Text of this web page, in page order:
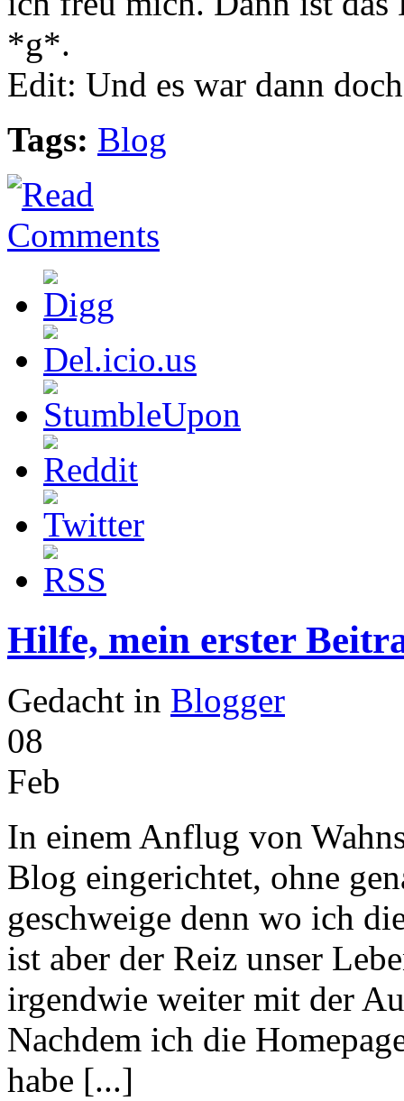
*g*.
Edit: Und es war dann
Tags: Blog
Hilfe, mein erster
Gedacht in Blogger
08
Feb
In einem Anflug von
Blog eingerichtet, ohne
geschweige denn wo ich
ist aber der Reiz unser
irgendwie weiter mit der
Nachdem ich die
habe [...]